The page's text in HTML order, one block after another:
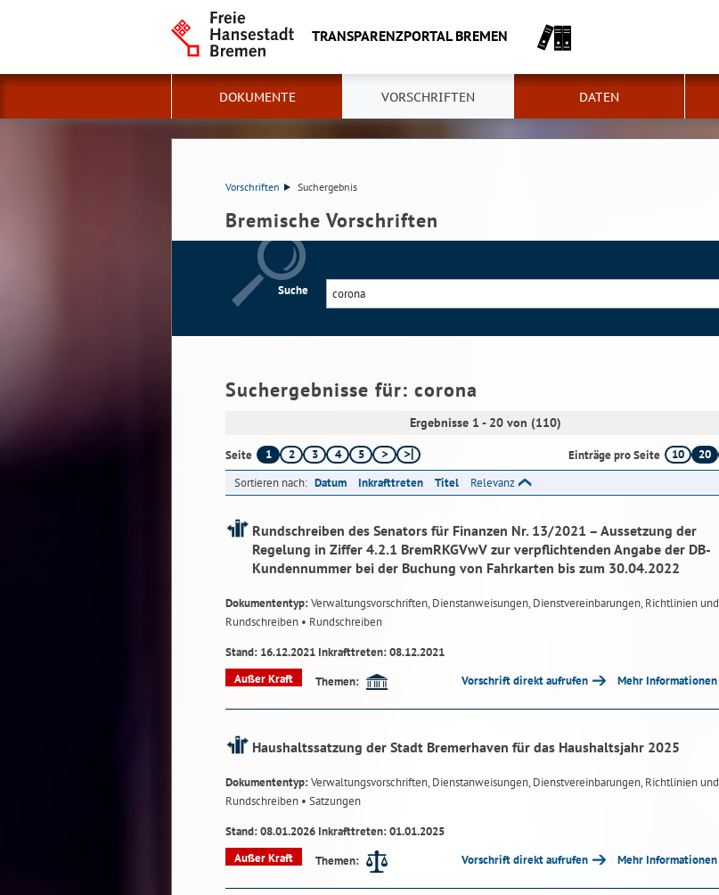
TRANSPARENZPORTAL BREMEN
DOKUMENTE VORSCHRIFTEN DATEN
Vorschriften Suchergebnis
Bremische Vorschriften
Suche
Suchergebnisse für: corona
Ergebnisse 1 - 20 von (110)
Seite 1 2 3 4 5 Einträge pro Seite 10 20
Sortieren nach: Datum Inkrafttreten Titel Relevanz
Rundschreiben des Senators für Finanzen Nr. 13/2021 – Aussetzung der
Regelung in Ziffer 4.2.1 BremRKGVwV zur verpflichtenden Angabe der DB-
Kundennummer bei der Buchung von Fahrkarten bis zum 30.04.2022
Dokumententyp:Verwaltungsvorschriften, Dienstanweisungen, Dienstvereinbarungen, Richtlinien und
Rundschreiben • Rundschreiben
Stand: 16.12.2021 Inkrafttreten: 08.12.2021
Außer Kraft
Themen: Vorschrift direkt aufrufen Mehr Informationen
Haushaltssatzung der Stadt Bremerhaven für das Haushaltsjahr 2025
Dokumententyp:Verwaltungsvorschriften, Dienstanweisungen, Dienstvereinbarungen, Richtlinien und
Rundschreiben • Satzungen
Stand: 08.01.2026 Inkrafttreten: 01.01.2025
Außer Kraft
Themen: Vorschrift direkt aufrufen Mehr Informationen